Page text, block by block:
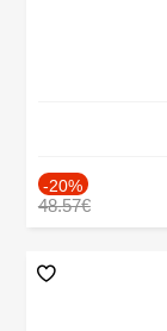
-20%
48.57€